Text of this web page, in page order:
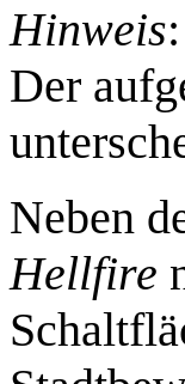
Hinweis
Der
Neben
Hellfire